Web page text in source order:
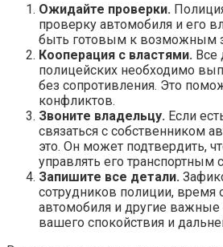
Ожидайте проверки.
проверку автомобиля и его
быть готовым к возможным
Кооперация с властями. Все
полицейских необходимо
без сопротивления. Это
конфликтов.
Звоните владельцу. Если
связаться с собственником
это. Он может подтвердить,
управлять его транспортным
Запишите все детали.
сотрудников полиции, время
автомобиля и другие важные
вашего спокойствия и